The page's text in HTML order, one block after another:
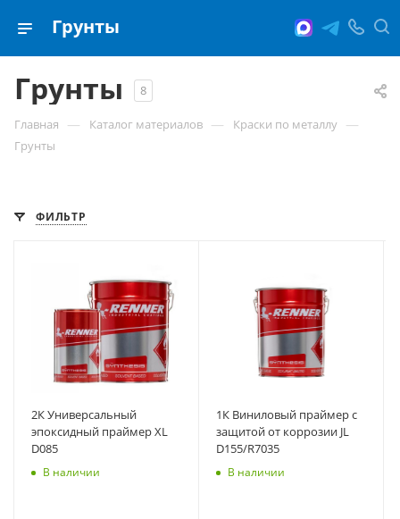
Грунты
Грунты 8
Главная — Каталог материалов — Краски по металлу —
Грунты
ФИЛЬТР
2К Универсальный
эпоксидный праймер XL
D085
В наличии
1К Виниловый праймер с
защитой от коррозии JL
D155/R7035
В наличии